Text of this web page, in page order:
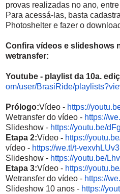
provas realizadas no ano,
Para acessá-las, basta
Photoshelter e fazer o
Confira vídeos e slideshows
wetransfer:
Youtube - playlist da 10a.
om/user/BrasiRide/playlists?vi
Prólogo:Vídeo - https://
Wetransfer do vídeo - https://
Slideshow - https://youtu.be/
Etapa 2:Vídeo - https://
vídeo - https://we.tl/t-
Slideshow - https://youtu.be/
Etapa 3:Vídeo - https://
Wetransfer do vídeo - https://
Slideshow 10 anos - https://